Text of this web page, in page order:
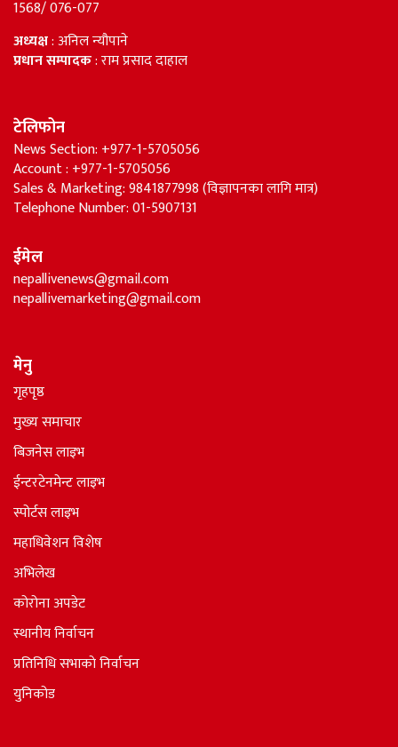
1568/ 076-077
अध्यक्ष: अनिल न्यौपाने
प्रधान सम्पादक: राम प्रसाद दाहाल
टेलिफोन
News Section: +977-1-5705056
Account : +977-1-5705056
Sales & Marketing: 9841877998 (विज्ञापनका लागि मात्र)
Telephone Number: 01-5907131
ईमेल
nepallivenews@gmail.com
nepallivemarketing@gmail.com
मेनु
गृहपृष्ठ
मुख्य समाचार
बिजनेस लाइभ
ईन्टरटेनमेन्ट लाइभ
स्पोर्टस लाइभ
महाधिवेशन विशेष
अभिलेख
कोरोना अपडेट
स्थानीय निर्वाचन
प्रतिनिधि सभाकाे निर्वाचन
युनिकोड